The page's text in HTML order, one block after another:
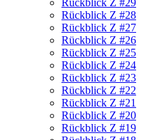
Rückblick Z #29
Rückblick Z #28
Rückblick Z #27
Rückblick Z #26
Rückblick Z #25
Rückblick Z #24
Rückblick Z #23
Rückblick Z #22
Rückblick Z #21
Rückblick Z #20
Rückblick Z #19